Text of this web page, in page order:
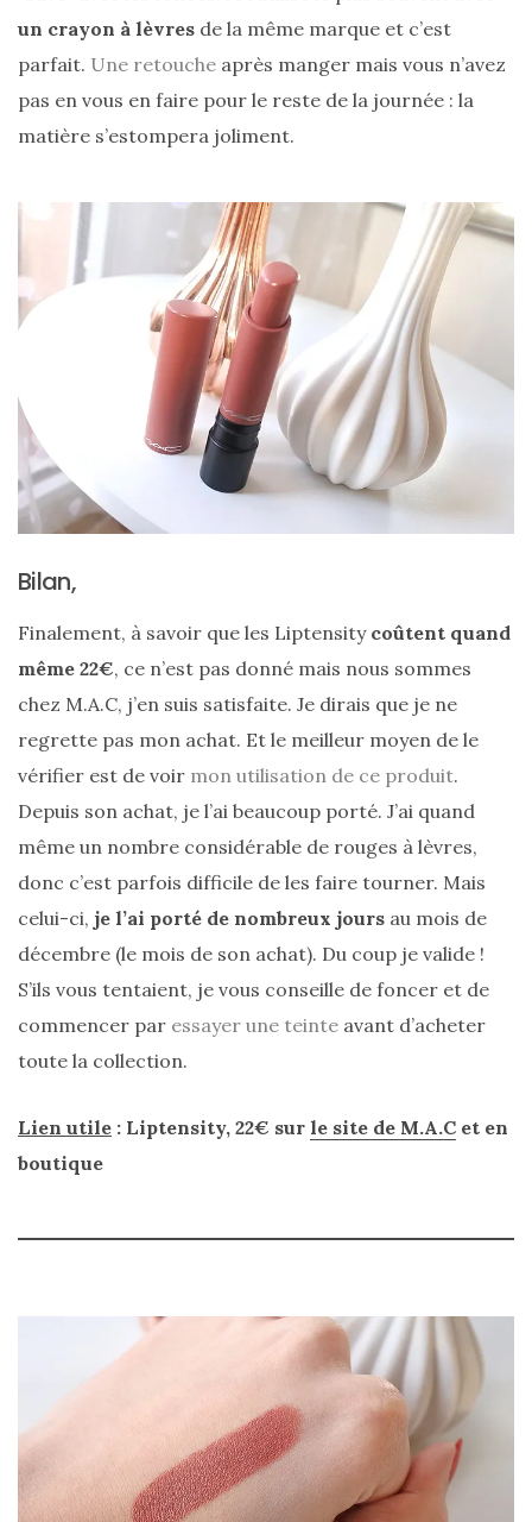
Comparatif :
sacs
et
Auguste,
CATÉGORIES
DU BLOG
(640)
Actualités
beauté
(10)
Conseils
beauté
(54)
Favoris
et
déceptions
(27)
Revues
(478)
Lifestyle
de
Digital/Blogging
un crayon à lèvres de la même marque et c’est
parfait. Une retouche après manger mais vous n’avez
pas en vous en faire pour le reste de la journée : la
matière s’estompera joliment.
Bilan,
Finalement, à savoir que les Liptensity coûtent quand
même 22€, ce n’est pas donné mais nous sommes
chez M.A.C, j’en suis satisfaite. Je dirais que je ne
regrette pas mon achat. Et le meilleur moyen de le
vérifier est de voir mon utilisation de ce produit.
Depuis son achat, je l’ai beaucoup porté. J’ai quand
même un nombre considérable de rouges à lèvres,
donc c’est parfois difficile de les faire tourner. Mais
celui-ci, je l’ai porté de nombreux jours au mois de
décembre (le mois de son achat). Du coup je valide !
S’ils vous tentaient, je vous conseille de foncer et de
commencer par essayer une teinte avant d’acheter
toute la collection.
Lien utile : Liptensity, 22€ sur le site de M.A.C et en
boutique